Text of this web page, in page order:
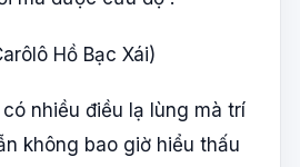
Hồ Bạc Xái)
nhiều điều lạ lùng mà trí
không bao giờ hiểu thấu